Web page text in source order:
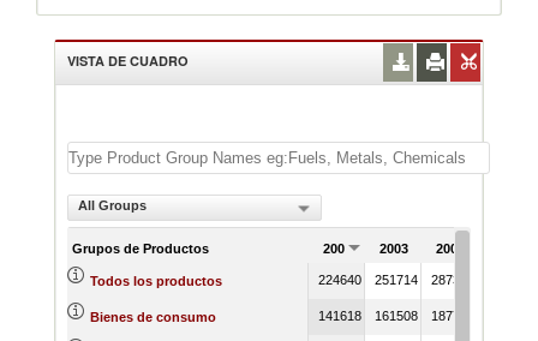
VISTA DE CUADRO
All Groups
Grupos de Productos 2002 2003 2004
Todos los productos 224640 251714 287349
Bienes de consumo 141618 161508 187751